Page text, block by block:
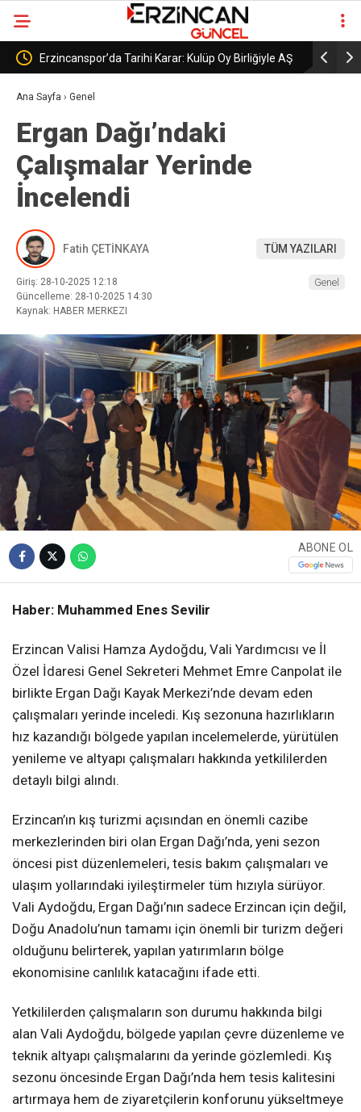
Oy Birliğiyle AŞ Erzincanspor’un Geleceği 5 Temmuz’da
Ana Sayfa › Genel
Ergan Dağı’ndaki
Çalışmalar Yerinde
İncelendi
Fatih ÇETİNKAYA TÜM YAZILARI
Giriş: 28-10-2025 12:18
Güncelleme: 28-10-2025 14:30
Kaynak: HABER MERKEZI
Genel
ABONE OL
Haber: Muhammed Enes Sevilir
Erzincan Valisi Hamza Aydoğdu, Vali Yardımcısı ve İl
Özel İdaresi Genel Sekreteri Mehmet Emre Canpolat ile
birlikte Ergan Dağı Kayak Merkezi’nde devam eden
çalışmaları yerinde inceledi. Kış sezonuna hazırlıkların
hız kazandığı bölgede yapılan incelemelerde, yürütülen
yenileme ve altyapı çalışmaları hakkında yetkililerden
detaylı bilgi alındı.
Erzincan’ın kış turizmi açısından en önemli cazibe
merkezlerinden biri olan Ergan Dağı’nda, yeni sezon
öncesi pist düzenlemeleri, tesis bakım çalışmaları ve
ulaşım yollarındaki iyileştirmeler tüm hızıyla sürüyor.
Vali Aydoğdu, Ergan Dağı’nın sadece Erzincan için değil,
Doğu Anadolu’nun tamamı için önemli bir turizm değeri
olduğunu belirterek, yapılan yatırımların bölge
ekonomisine canlılık katacağını ifade etti.
Yetkililerden çalışmaların son durumu hakkında bilgi
alan Vali Aydoğdu, bölgede yapılan çevre düzenleme ve
teknik altyapı çalışmalarını da yerinde gözlemledi. Kış
sezonu öncesinde Ergan Dağı’nda hem tesis kalitesini
artırmaya hem de ziyaretçilerin konforunu yükseltmeye